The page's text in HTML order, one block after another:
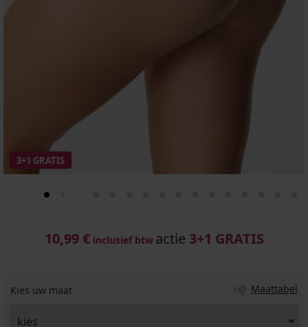
3+1 GRATIS
10,99 € inclusief btw actie 3+1 GRATIS
Kies uw maat Maattabel